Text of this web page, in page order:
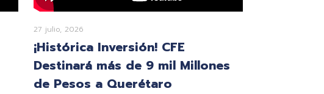
27 julio, 2026
¡Histórica Inversión! CFE
Destinará más de 9 mil Millones
de Pesos a Querétaro